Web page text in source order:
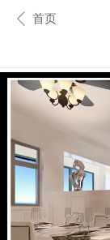
首页